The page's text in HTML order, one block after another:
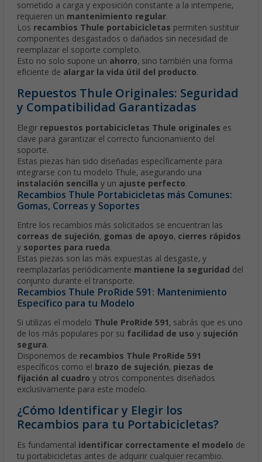
sometido a carga y exposición constante a la intemperie,
requieren un mantenimiento regular.
Los recambios Thule portabicicletas permiten sustituir
componentes desgastados o dañados sin necesidad de
reemplazar el soporte completo.
Esto no solo supone un ahorro, sino también una forma
eficiente de alargar la vida útil del producto.
Repuestos Thule Originales: Seguridad
y Compatibilidad Garantizadas
Elegir repuestos portabicicletas Thule originales es
clave para garantizar el correcto funcionamiento del
soporte.
Estas piezas han sido diseñadas específicamente para
integrarse con tu modelo Thule, asegurando una
instalación sencilla y un ajuste perfecto.
Recambios Thule Portabicicletas más Comunes:
Gomas, Correas y Soportes
Entre los recambios más solicitados se encuentran las
correas de sujeción, gomas de apoyo, cierres rápidos
y soportes para rueda.
Estas piezas son las más expuestas al desgaste, y
reemplazarlas periódicamente mantiene la seguridad del
conjunto durante el transporte.
Recambios Thule ProRide 591: Mantenimiento
Específico para tu Modelo
Si utilizas el modelo Thule ProRide 591, sabrás que es uno
de los más populares por su facilidad de uso y sujeción
segura.
Disponemos de recambios Thule ProRide 591
específicos como el
brazo de sujeción, piezas de
fijación al cuadro y otros componentes diseñados
exclusivamente para este modelo.
¿Cómo Identificar y Elegir los
Recambios para tu Portabicicletas?
Es fundamental identificar correctamente el modelo de
tu portabicicletas antes de adquirir cualquier recambio.